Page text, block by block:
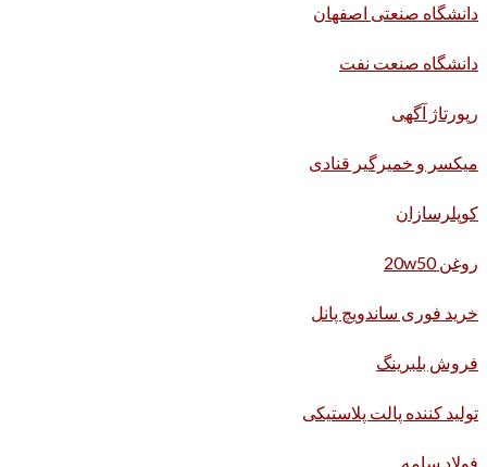
دانشگاه صنعتی اصفهان
دانشگاه صنعت نفت
رپورتاژ آگهی
میکسر و خمیرگیر قنادی
کوپلرسازان
روغن 20w50
خرید فوری ساندویچ پانل
فروش بلبرینگ
تولید کننده پالت پلاستیکی
فولاد سامه